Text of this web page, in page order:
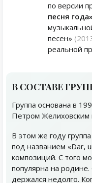
по версии
песня
песен»
реальной
В СОСТАВЕ
Группа основана в
Петром
В этом же году
под названием «Dar,
композиций. С того
популярна на родине.
держался недолго.